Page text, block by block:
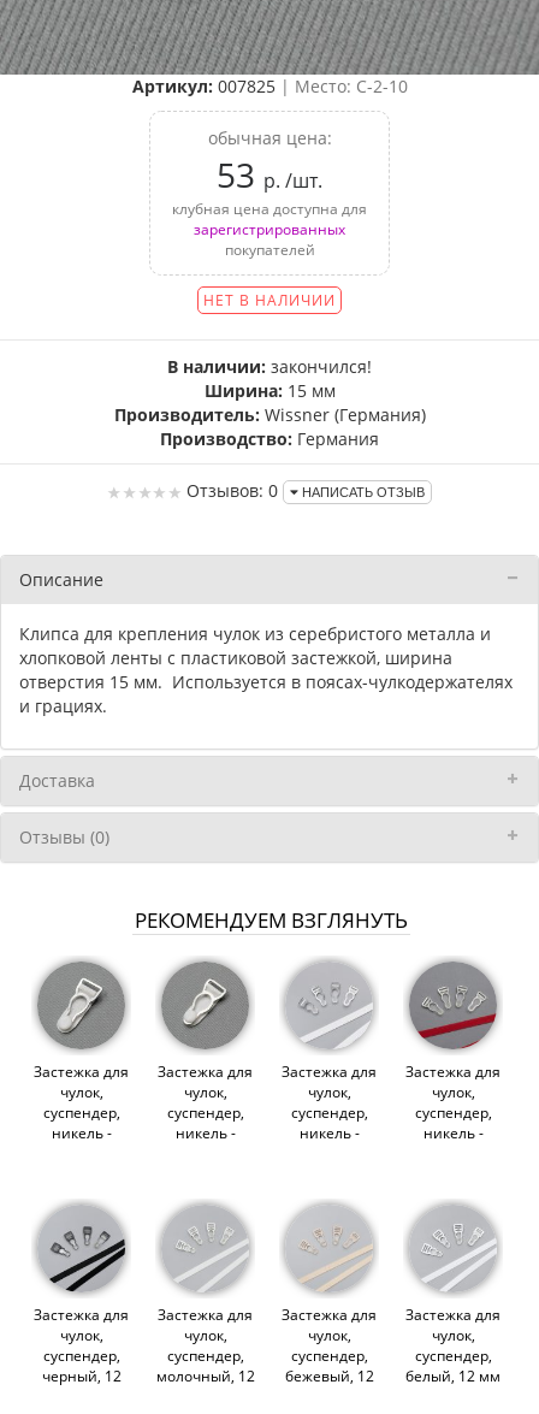
Артикул: 007825| Место: C-2-10
обычная цена:
53 р. /шт.
клубная цена доступна для
зарегистрированных
покупателей
НЕТ В НАЛИЧИИ
В наличии: закончился!
Ширина: 15 мм
Производитель: Wissner (Германия)
Производство: Германия
Отзывов: 0 НАПИСАТЬ ОТЗЫВ
Описание
Клипса для крепления чулок из серебристого металла и
хлопковой ленты с пластиковой застежкой, ширина
отверстия 15 мм. Используется в поясах-чулкодержателях
и грациях.
Доставка
Отзывы (0)
РЕКОМЕНДУЕМ ВЗГЛЯНУТЬ
Застежка для
чулок,
суспендер,
никель -
Застежка для
чулок,
суспендер,
никель -
Застежка для
чулок,
суспендер,
никель -
(012305)
Застежка для
чулок,
суспендер,
никель -
(009810)
Застежка для
чулок,
суспендер,
черный, 12
Застежка для
чулок,
суспендер,
молочный, 12
Застежка для
чулок,
суспендер,
бежевый, 12
Застежка для
чулок,
суспендер,
белый, 12 мм